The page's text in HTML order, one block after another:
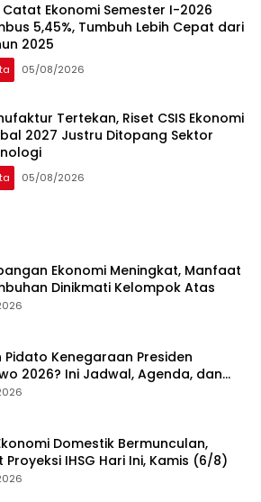
Catat Ekonomi Semester I-2026
5,45%, Tumbuh Lebih Cepat dari
2025
05/08/2026
Tertekan, Riset CSIS Ekonomi
2027 Justru Ditopang Sektor
05/08/2026
Ekonomi Meningkat, Manfaat
Dinikmati Kelompok Atas
Pidato Kenegaraan Presiden
2026? Ini Jadwal, Agenda, dan
Kegiatannya
Domestik Bermunculan,
Proyeksi IHSG Hari Ini, Kamis (6/8)